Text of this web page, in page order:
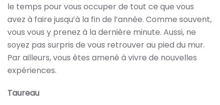
le temps pour vous occuper de tout ce que vous
avez à faire jusqu’à la fin de l’année. Comme souvent,
vous vous y prenez à la dernière minute. Aussi, ne
soyez pas surpris de vous retrouver au pied du mur.
Par ailleurs, vous êtes amené à vivre de nouvelles
expériences.
Taureau